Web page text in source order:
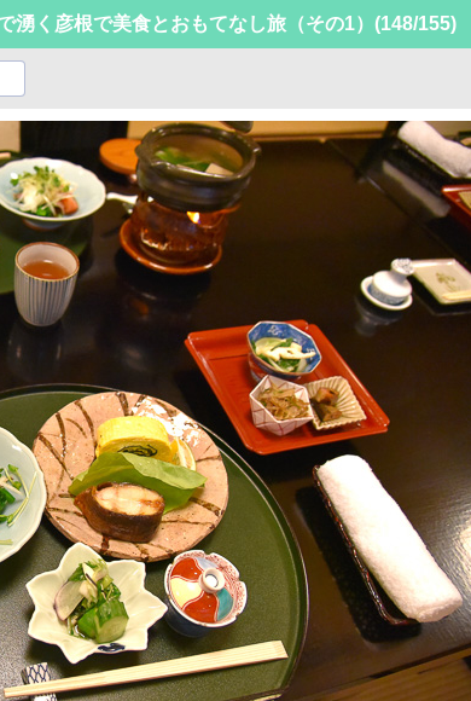
く彦根で美食とおもてなし旅（その1） (148/155)